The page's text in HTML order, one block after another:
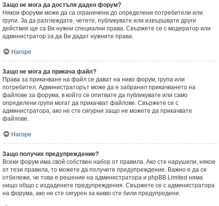
Защо не мога да достъпя даден форум?
Някои форуми може да са ограничени до определени потребители или
групи. За да разглеждате, четете, публикувате или извършвате други
действия ще са Ви нужни специални права. Свържете се с модератор или
администратор за да Ви дадат нужните права.
Нагоре
Защо не мога да прикача файл?
Права за прикачване на файл се дават на ниво форум, група или
потребител. Администраторът може да е забранил прикачването на
файлове за форума, в който се опитвате да публикувате или само
определени групи могат да прикачват файлове. Свържете се с
администратора, ако не сте сигурни защо не можете да прикачвате
файлове.
Нагоре
Защо получих предупреждение?
Всеки форум има свой собствен набор от правила. Ако сте нарушили, някое
от тези правила, то можете да получите предупреждение. Важно е да се
отбележи, че това е решение на администратора и phpBB Limited няма
нищо общо с издадените предупреждения. Свържете се с администратора
на форума, ако не сте сигурен за какво сте били предупредени.